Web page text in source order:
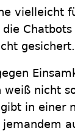
vielleicht
nicht
in einer